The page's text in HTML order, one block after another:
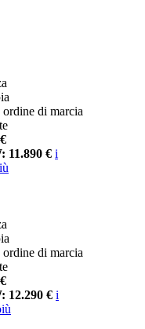
ordine di marcia
11.890 € i
ordine di marcia
12.290 € i